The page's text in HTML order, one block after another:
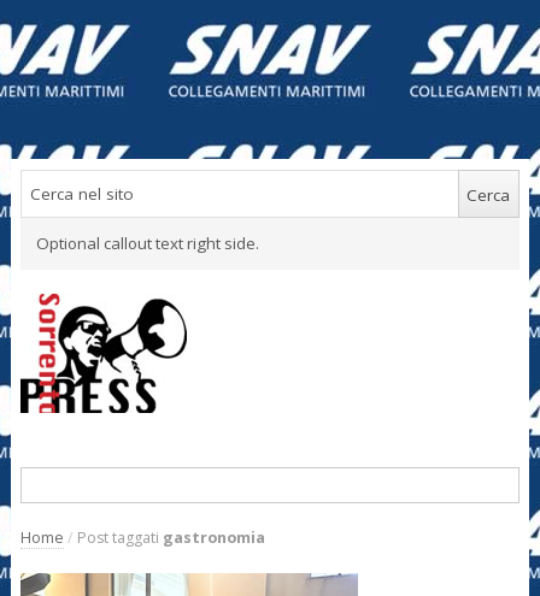
Optional callout text right side.
Home / Post taggati gastronomia